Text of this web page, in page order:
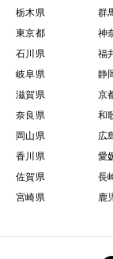
栃木県
群
東京都
神
石川県
福
岐阜県
静
滋賀県
京
奈良県
和
岡山県
広
香川県
愛
佐賀県
長
宮崎県
鹿